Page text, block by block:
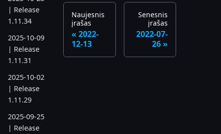
| Release
1.11.34
2025-10-09
| Release
1.11.31
2025-10-02
| Release
1.11.29
2025-09-25
| Release
Naujesnis
įrašas
2022-
12-13
Senesnis
įrašas
2022-07-
26